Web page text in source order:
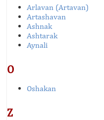
Arlavan (Artavan)
Artashavan
Ashnak
Ashtarak
Aynali
O
Oshakan
Z